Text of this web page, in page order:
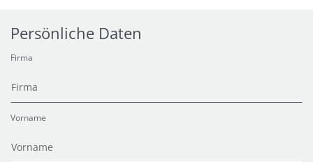
Persönliche Daten
Firma
Vorname